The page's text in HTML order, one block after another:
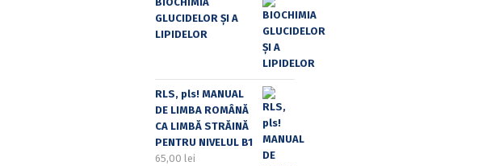
GLUCIDELOR ȘI A
LIPIDELOR
RLS, pls! MANUAL
DE LIMBA ROMÂNĂ
CA LIMBĂ STRĂINĂ
PENTRU NIVELUL B1
65,00 lei